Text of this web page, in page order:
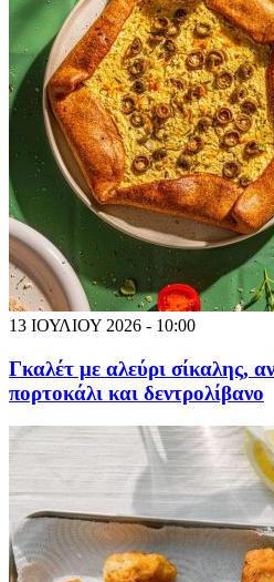
13 ΙΟΥΛΙΟΥ 2026 - 10:00
Γκαλέτ με αλεύρι σίκαλης,
πορτοκάλι και δεντρολίβανο